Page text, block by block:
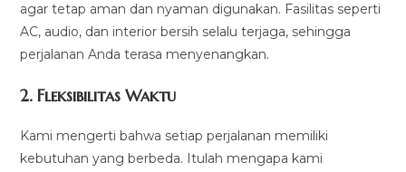
agar tetap aman dan nyaman digunakan. Fasilitas seperti
AC, audio, dan interior bersih selalu terjaga, sehingga
perjalanan Anda terasa menyenangkan.
2.Fleksibilitas Waktu
Kami mengerti bahwa setiap perjalanan memiliki
kebutuhan yang berbeda. Itulah mengapa kami